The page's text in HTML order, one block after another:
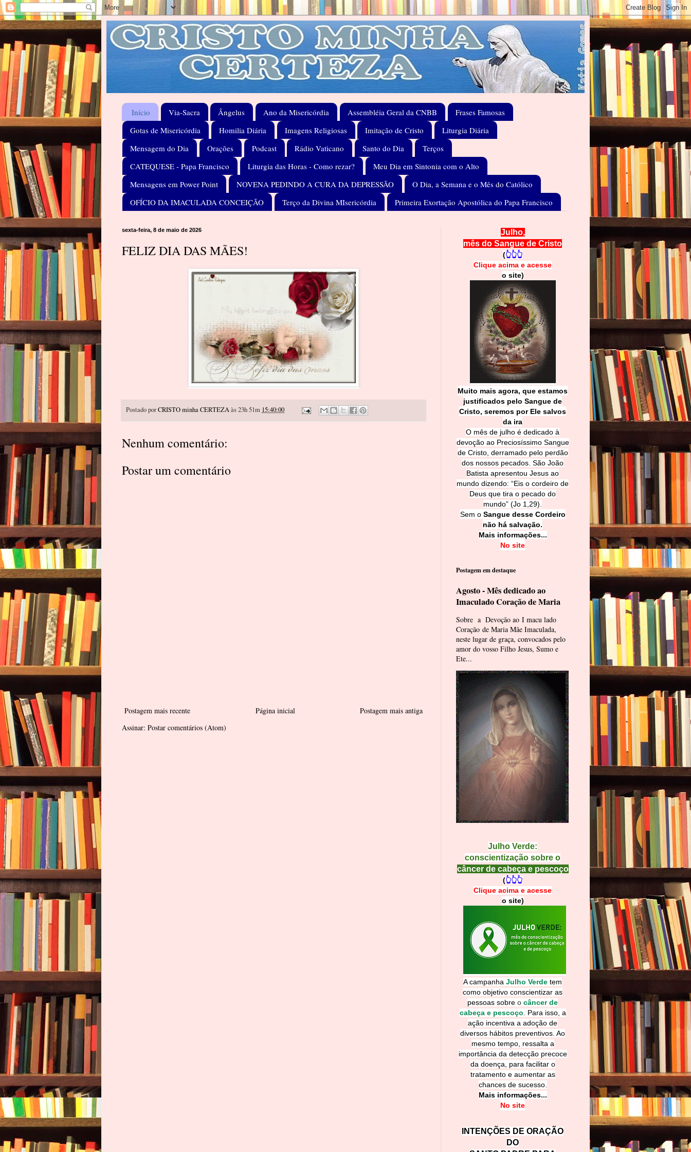
Início Via-Sacra Ângelus Ano da Misericórdia Assembléia Geral da CNBB
Frases Famosas
Gotas de Misericórdia
Homilia Diária Imagens Religiosas Imitação de Cristo
Liturgia Diária
Mensagem do Dia
Orações Podcast Rádio Vaticano Santo do Dia
Terços
CATEQUESE - Papa Francisco
Liturgia das Horas - Como rezar?
Meu Dia em Sintonia com o Alto
Mensagens em Power Point
NOVENA PEDINDO A CURA DA DEPRESSÃO
O Dia, a Semana e o Mês do Católico
OFÍCIO DA IMACULADA CONCEIÇÃO
Terço da Divina MIsericórdia Primeira Exortação Apostólica do Papa Francisco
sexta-feira, 8 de maio de 2026
FELIZ DIA DAS MÃES!
Postado porCRISTO minha CERTEZAàs 23h 51m 15:40:00
Nenhum comentário:
Postar um comentário
Postagem mais recente Postagem mais antiga
Página inicial
Assinar: Postar comentários (Atom)
Julho,
mês do Sangue de Cristo
(👆👆👆
Clique acima e acesse
o site)
Muito mais agora, que estamos
justificados pelo Sangue de
Cristo, seremos por Ele salvos
da ira
O mês de julho é dedicado à
devoção ao Preciosíssimo Sangue
de Cristo, derramado pelo perdão
dos nossos pecados. São João
Batista apresentou Jesus ao
mundo dizendo: “Eis o cordeiro de
Deus que tira o pecado do
mundo” (Jo 1,29).
Sem o Sangue desse Cordeiro
não há salvação.
Mais informações...
No site
Postagem em destaque
Agosto - Mês dedicado ao
Imaculado Coração de Maria
Sobre a Devoção ao I macu lado
Coração de Maria Mãe Imaculada,
neste lugar de graça, convocados pelo
amor do vosso Filho Jesus, Sumo e
Ete...
Julho Verde:
conscientização sobre o
câncer de cabeça e pescoço
(👆👆👆
Clique acima e acesse
o site)
A campanha Julho Verde tem
como objetivo conscientizar as
pessoas sobre o câncer de
cabeça e pescoço
Para isso, a
ação incentiva a adoção de
diversos hábitos preventivos. Ao
mesmo tempo, ressalta a
importância da detecção precoce
da doença, para facilitar o
tratamento e aumentar as
chances de sucesso.
Mais informações...
No site
INTENÇÕES DE ORAÇÃO
DO